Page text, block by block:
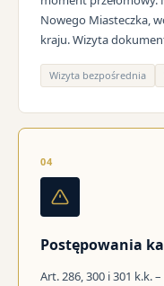
Nowego Miasteczka,
kraju. Wizyta
Wizyta bezpośrednia
04
Postępowania
Art. 286, 300 i 301 k.k.